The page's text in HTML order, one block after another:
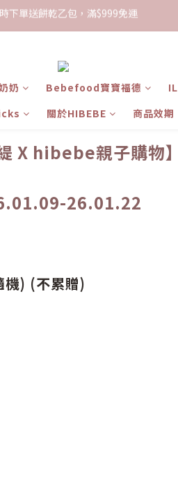
下單送餅乾乙包，滿$999免運
加入會員領100現折購物金
奶 Bebefood寶寶福德
關於HIBEBE 商品效期
X hibebe親子購物】
26.01.22
機) (不累贈)